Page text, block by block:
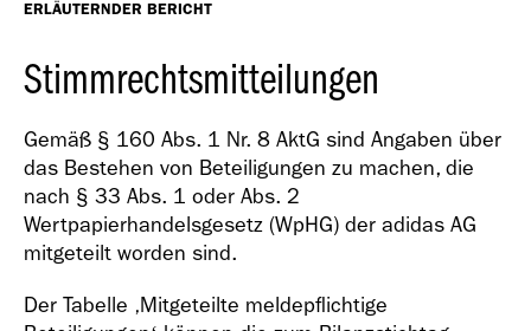
ERLÄUTERNDER BERICHT
Stimmrechtsmitteilungen
Gemäß § 160 Abs. 1 Nr. 8 AktG sind Angaben über
das Bestehen von Beteiligungen zu machen, die
nach § 33 Abs. 1 oder Abs. 2
Wertpapierhandelsgesetz (WpHG) der adidas AG
mitgeteilt worden sind.
Der Tabelle ‚Mitgeteilte meldepflichtige